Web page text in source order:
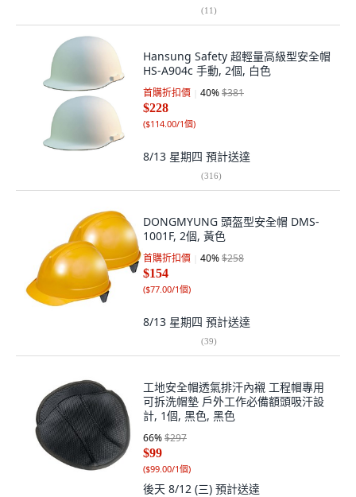
(11)
Hansung Safety 超輕量高級型安全帽
HS-A904c 手動, 2個, 白色
首購折扣價 40%$381
$228
($114.00/1個)
8/13 星期四 預計送達
(316)
DONGMYUNG 頭盔型安全帽 DMS-
1001F, 2個, 黃色
首購折扣價 40%$258
$154
($77.00/1個)
8/13 星期四 預計送達
(39)
工地安全帽透氣排汗內襯 工程帽專用
可拆洗帽墊 戶外工作必備額頭吸汗設
計, 1個, 黑色, 黑色
66%$297
$99
($99.00/1個)
後天 8/12 (三) 預計送達